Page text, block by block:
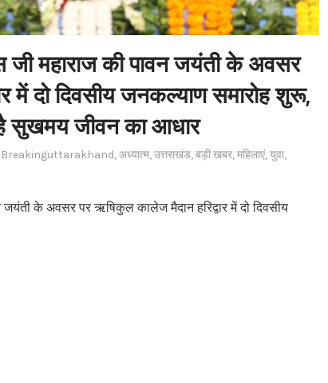
जी महाराज की पावन जयंती के अवसर
में दो‌ दिवसीय जनकल्याण समारोह शुरू,
है सुखमय जीवन का आधार
Breakinguttarakhand,अध्यात्म,उत्तराखंड,बड़ी खबर,महिलाएं,युवा,
जयंती के अवसर पर ऋषिकुल कालेज मैदान हरिद्वार में दो‌ दिवसीय